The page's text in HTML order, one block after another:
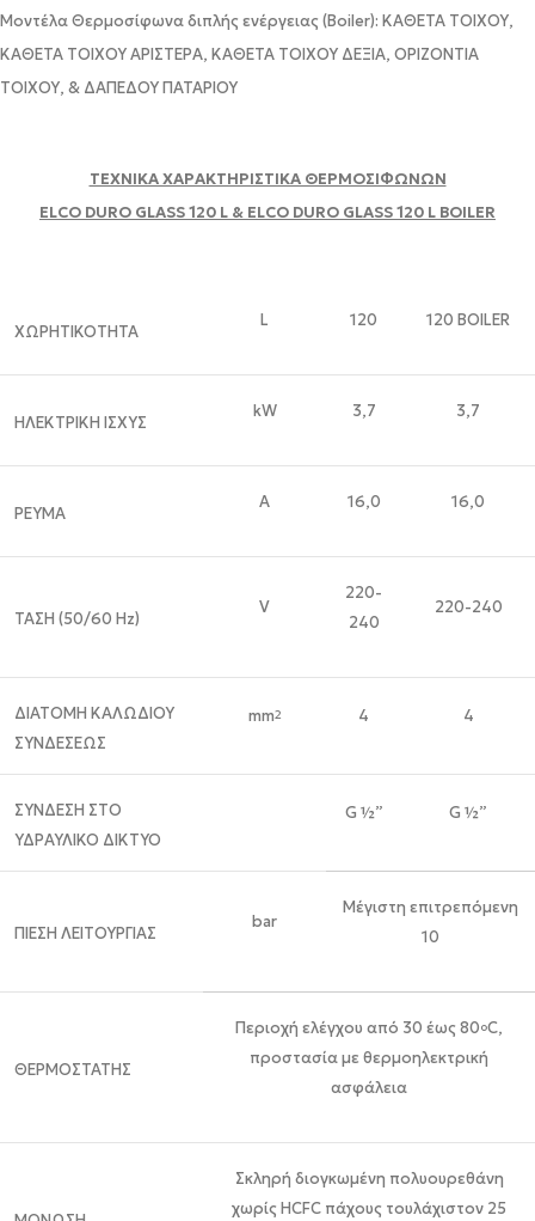
Μοντέλα Θερμοσίφωνα διπλής ενέργειας (Boiler): ΚΑΘΕΤΑ ΤΟΙΧΟΥ,
ΚΑΘΕΤΑ ΤΟΙΧΟΥ ΑΡΙΣΤΕΡΑ, ΚΑΘΕΤΑ ΤΟΙΧΟΥ ΔΕΞΙΑ, ΟΡΙΖΟΝΤΙΑ
ΤΟΙΧΟΥ, & ΔΑΠΕΔΟΥ ΠΑΤΑΡΙΟΥ
ΤΕΧΝΙΚΑ ΧΑΡΑΚΤΗΡΙΣΤΙΚΑ ΘΕΡΜΟΣΙΦΩΝΩΝ
ELCO DURO GLASS120 L & ELCO DURO GLASS120 L BOILER
XΩΡΗΤΙΚΟΤΗΤΑ
L 120 120 BOILER
ΗΛΕΚΤΡΙΚΗ ΙΣΧΥΣ
kW 3,7 3,7
ΡΕΥΜΑ
A 16,0 16,0
ΤΑΣΗ (50/60 Ηz)
V
220-
240
220-240
ΔΙΑΤΟΜΗ ΚΑΛΩΔΙΟΥ
ΣΥΝΔΕΣΕΩΣ
mm2 4 4
ΣΥΝΔΕΣΗ ΣΤΟ
ΥΔΡΑΥΛΙΚΟ ΔΙΚΤΥΟ
G ½” G ½”
ΠΙΕΣΗ ΛΕΙΤΟΥΡΓΙΑΣ
bar
Μέγιστη επιτρεπόμενη
10
ΘΕΡΜΟΣΤΑΤΗΣ
Περιοχή ελέγχου από 30 έως 80oC,
προστασία με θερμοηλεκτρική
ασφάλεια
Σκληρή διογκωμένη πολυουρεθάνη
χωρίς HCFC πάχους τουλάχιστον 25